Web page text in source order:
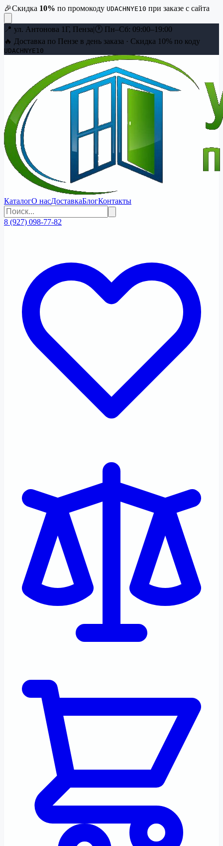
🎉Скидка 10% по промокоду UDACHNYE10 при заказе с сайта
📍 ул. Антонова 1Г, Пенза|🕐 Пн–Сб: 09:00–19:00
🔥 Доставка по Пензе в день заказа · Скидка 10% по коду
UDACHNYE10
КаталогО насДоставкаБлогКонтакты
8 (927) 098-77-82